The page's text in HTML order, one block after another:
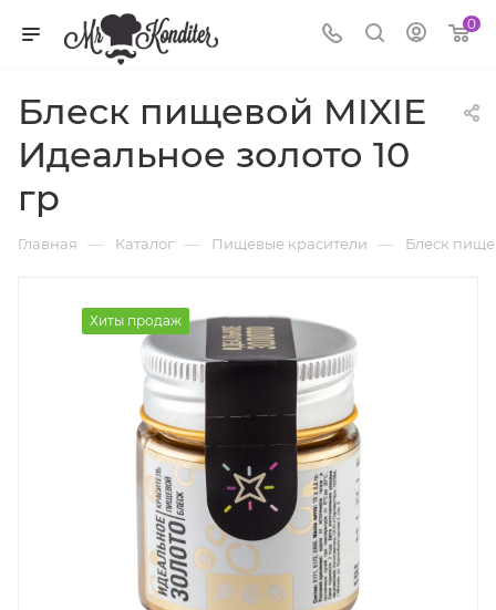
0
Блеск пищевой MIXIE
Идеальное золото 10
гр
Главная — Каталог — Пищевые красители — Блеск
Хиты продаж